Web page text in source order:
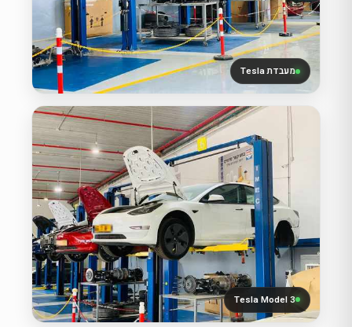
מעבדת Tesla
Tesla Model 3